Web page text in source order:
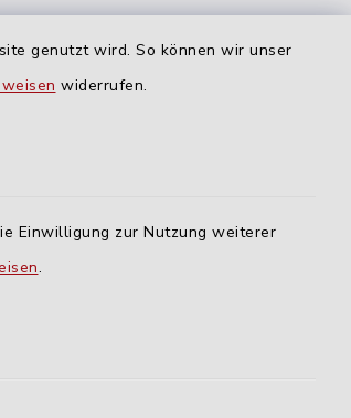
genutzt wird. So können wir unser
widerrufen.
Einwilligung zur Nutzung weiterer
.